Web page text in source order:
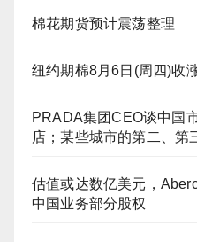
棉花期货预计震荡整理
纽约期棉8月6日(周四)收
PRADA集团CEO谈中国
店；某些城市的第二、第
估值或达数亿美元，
中国业务部分股权